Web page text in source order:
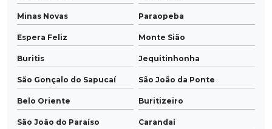
Minas Novas Paraopeba
Espera Feliz Monte Sião
Buritis Jequitinhonha
São Gonçalo do Sapucaí São João da Ponte
Belo Oriente Buritizeiro
São João do Paraíso Carandaí